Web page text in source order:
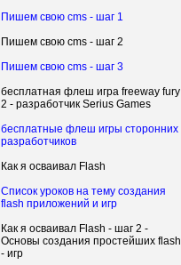
Пишем свою cms - шаг 1
Пишем свою cms - шаг 2
Пишем свою cms - шаг 3
бесплатная флеш игра freeway fury
2 - разработчик Serius Games
бесплатные флеш игры сторонних
разработчиков
Как я осваивал Flash
Список уроков на тему создания
flash приложений и игр
Как я осваивал Flash - шаг 2 -
Основы создания простейших flash
- игр